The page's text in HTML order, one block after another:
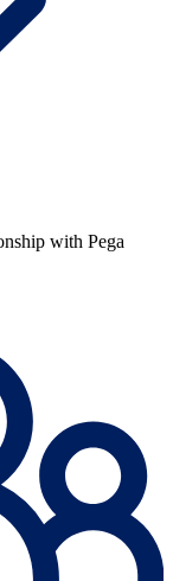
with Pega